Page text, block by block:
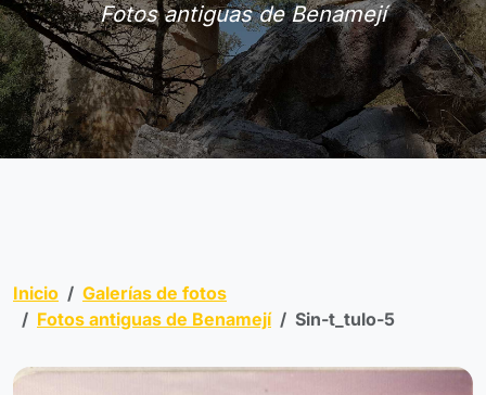
Fotos antiguas de Benamejí
Inicio
Galerías de fotos
Fotos antiguas de Benamejí
Sin-t_tulo-5